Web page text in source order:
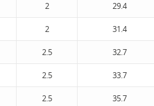
2 29.4
2 31.4
2.5 32.7
2.5 33.7
2.5 35.7